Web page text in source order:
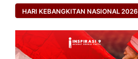
HARI KEBANGKITAN NASIONAL 2026